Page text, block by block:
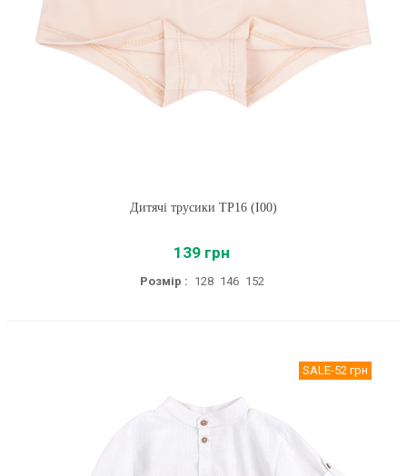
Дитячі трусики ТР16 (I00)
139 грн
Розмір : 128 146 152
SALE-52 грн